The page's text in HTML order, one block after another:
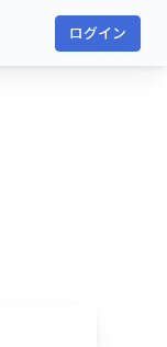
ログイン